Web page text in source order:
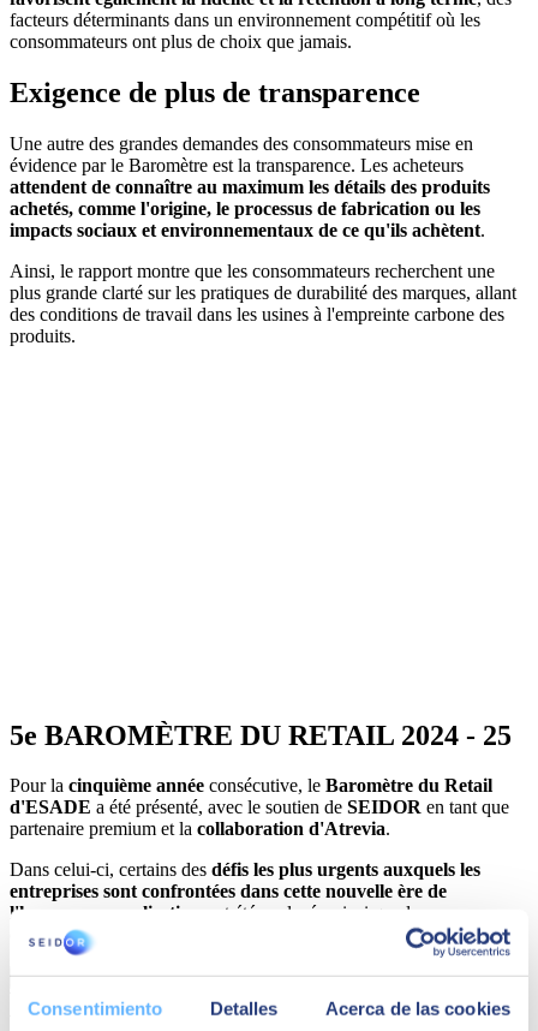
Consentimiento Detalles Acerca de las cookies
facteurs déterminants dans un environnement compétitif où les
consommateurs ont plus de choix que jamais.
Exigence de plus de transparence
Une autre des grandes demandes des consommateurs mise en
évidence par le Baromètre est la transparence. Les acheteurs
attendent de connaître au maximum les détails des produits
achetés, comme l'origine, le processus de fabrication ou les
impacts sociaux et environnementaux de ce qu'ils achètent.
Ainsi, le rapport montre que les consommateurs recherchent une
plus grande clarté sur les pratiques de durabilité des marques, allant
des conditions de travail dans les usines à l'empreinte carbone des
produits.
5e BAROMÈTRE DU RETAIL 2024 - 25
Pour la cinquième année consécutive, le Baromètre du Retail
d'ESADE a été présenté, avec le soutien de SEIDOR en tant que
partenaire premium et la collaboration d'Atrevia.
Dans celui-ci, certains des défis les plus urgents auxquels les
entreprises sont confrontées dans cette nouvelle ère de
l'hyperpersonnalisation
ont été analysés, ainsi que les
changements qui affectent le secteur.
Téléchargez baromètre